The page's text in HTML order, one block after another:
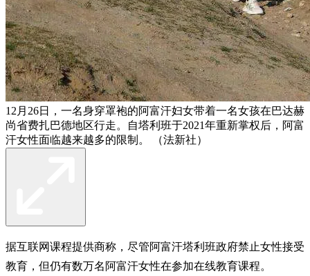
12月26日，一名身穿罩袍的阿富汗妇女带着一名女孩在巴达赫
尚省费扎巴德地区行走。自塔利班于2021年重新掌权后，阿富
汗女性面临越来越多的限制。 （法新社）
据互联网课程提供商称，尽管阿富汗塔利班政府禁止女性接受
教育，但仍有数万名阿富汗女性在参加在线教育课程。